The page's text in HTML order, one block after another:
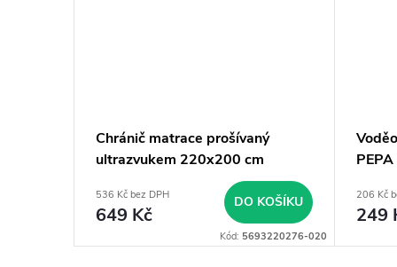
Chránič matrace prošívaný
ultrazvukem 220x200 cm
536 Kč bez DPH
649 Kč
DO KOŠÍKU
Kód: 5693220276-020
206 Kč
249